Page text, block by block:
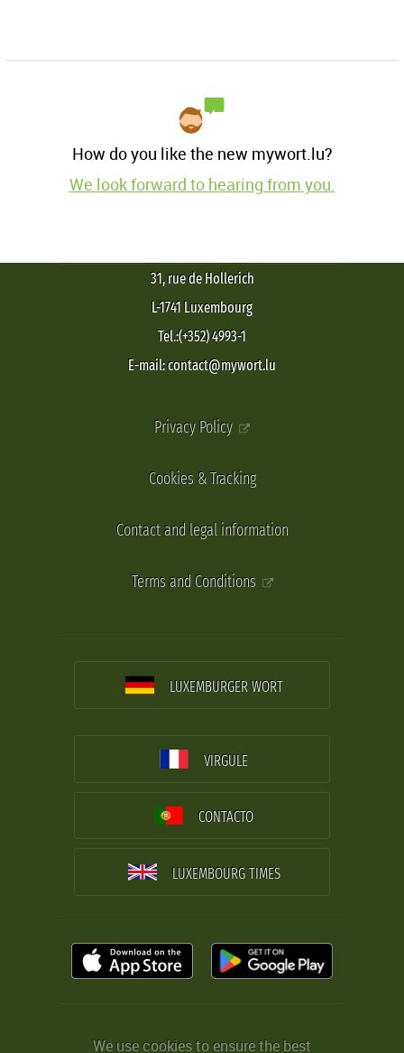
How do you like the new mywort.lu?
We look forward to hearing from you.
31, rue de Hollerich
L-1741 Luxembourg
Tel.:(+352) 4993-1
E-mail: contact@mywort.lu
Privacy Policy
Cookies & Tracking
Contact and legal information
Terms and Conditions
LUXEMBURGER WORT
VIRGULE
CONTACTO
LUXEMBOURG TIMES
We use cookies to ensure the best